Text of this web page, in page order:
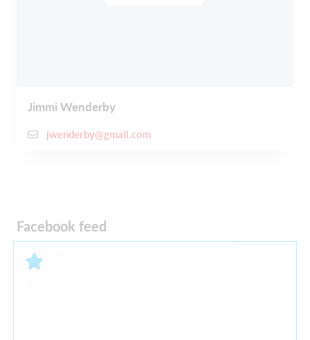
Jimmi Wenderby
jwenderby@gmail.com
Facebook feed